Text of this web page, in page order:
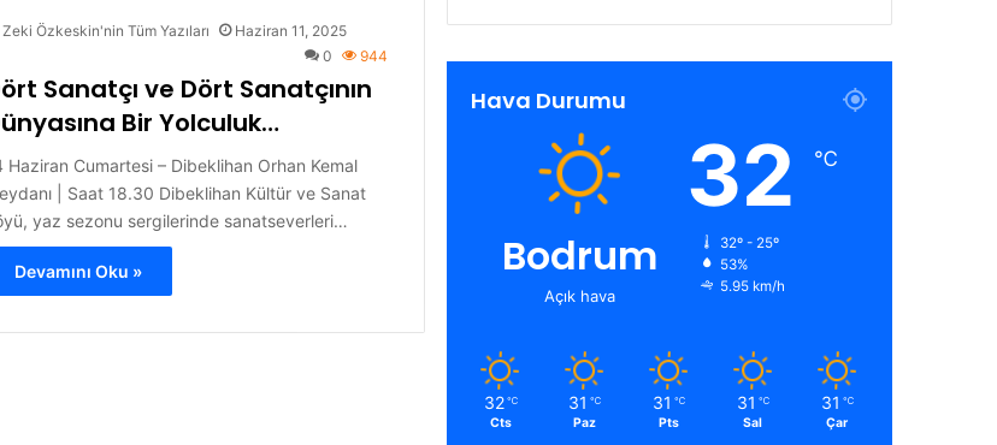
Zeki Özkeskin'nin Tüm Yazıları
Haziran 11, 2025
0
944
Sanatçı ve Dört Sanatçının
Bir Yolculuk…
Haziran Cumartesi – Dibeklihan Orhan Kemal
| Saat 18.30 Dibeklihan Kültür ve Sanat
yaz sezonu sergilerinde sanatseverleri…
Devamını Oku »
Hava Durumu
Bodrum
Açık hava
32 ℃
32º - 25º
53%
5.95 km/h
32 ℃
Cts
31 ℃
Paz
31 ℃
Pts
31 ℃
Sal
31 ℃
Çar